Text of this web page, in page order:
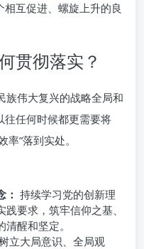
互促进、螺旋上升的良
贯彻落实？
族伟大复兴的战略全局和
往任何时候都更需要将
”落到实处。
： 持续学习党的创新理
要求，筑牢信仰之基、
醒和坚定。
立大局意识、全局观